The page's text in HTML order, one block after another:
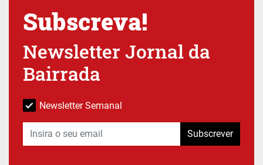
Subscreva!
Newsletter Jornal da
Bairrada
Newsletter Semanal
Subscrever